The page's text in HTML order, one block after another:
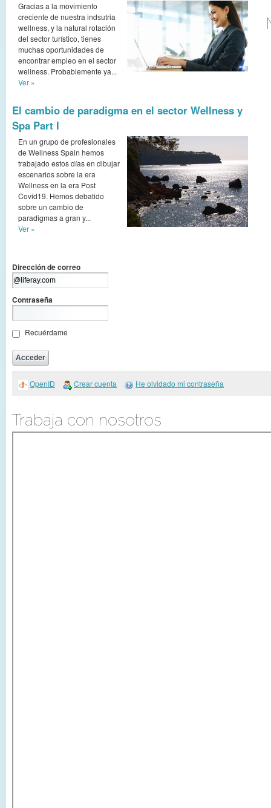
Gracias a la movimiento
creciente de nuestra indsutria
wellness, y la natural rotación
del sector turístico, tienes
muchas oportunidades de
encontrar empleo en el sector
wellness. Probablemente ya...
Ver »
El cambio de paradigma en el sector Wellness y
Spa Part I
En un grupo de profesionales
de Wellness Spain hemos
trabajado estos días en dibujar
escenarios sobre la era
Wellness en la era Post
Covid19. Hemos debatido
sobre un cambio de
paradigmas a gran y...
Ver »
Dirección de correo
Contraseña
Recuérdame
OpenID Crear cuenta He olvidado mi contraseña
Trabaja con nosotros